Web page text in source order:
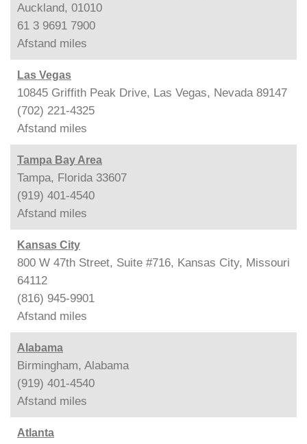
Auckland, 01010
61 3 9691 7900
Afstand miles
Las Vegas
10845 Griffith Peak Drive, Las Vegas, Nevada 89147
(702) 221-4325
Afstand miles
Tampa Bay Area
Tampa, Florida 33607
(919) 401-4540
Afstand miles
Kansas City
800 W 47th Street, Suite #716, Kansas City, Missouri
64112
(816) 945-9901
Afstand miles
Alabama
Birmingham, Alabama
(919) 401-4540
Afstand miles
Atlanta